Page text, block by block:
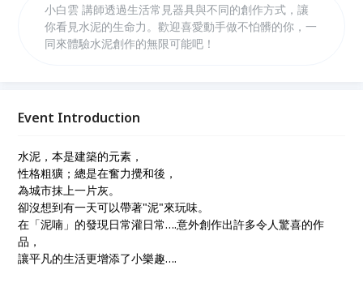
小白雲 講師透過生活常見器具與不同的創作方式，讓
你看見水泥的生命力。歡迎喜愛動手做不怕髒的你，一
同來體驗水泥創作的無限可能吧！
Event Introduction
水泥，本是建築的元素，
性格粗獷；總是在奮力攪和後，
為城市抹上一片灰。
卻沒想到有一天可以帶著"泥"來玩味。
在「泥喃」的發現日常灌日常….意外創作出許多令人驚喜的作
品，
讓平凡的生活更增添了小樂趣….